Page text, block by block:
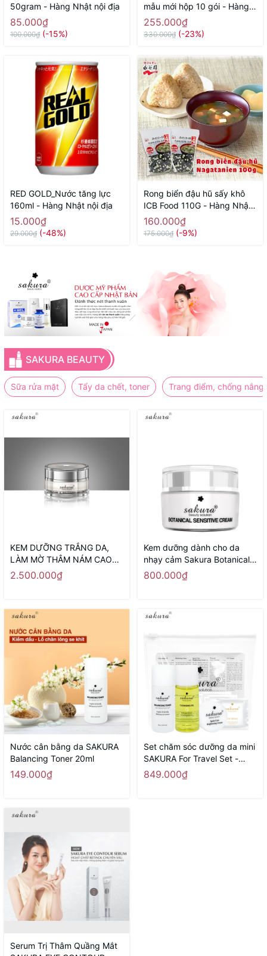
50gram - Hàng Nhật nội địa
85.000₫
100.000₫ (-15%)
mẫu mới hộp 10 gói - Hàng
Nhật nội
255.000₫
330.000₫ (-23%)
RED GOLD_Nước tăng lực
160ml - Hàng Nhật nội địa
15.000₫
29.000₫ (-48%)
Rong biển đậu hũ sấy khô
ICB Food 110G - Hàng Nhật
nội địa
160.000₫
175.000₫ (-9%)
SAKURA BEAUTY
Sữa rửa mặt Tẩy da chết, toner Trang điểm, chống nắng
KEM DƯỠNG TRẮNG DA,
LÀM MỜ THÂM NÁM CAO
CẤP BAN NGÀY SAKURA
SPOT CARE & WHITENING
xuất tại Nhật Bản
2.500.000₫
Kem dưỡng dành cho da
nhạy cảm Sakura Botanical
Sensitive Cream 30g
800.000₫
Nước cân bằng da SAKURA
Balancing Toner 20ml
149.000₫
Set chăm sóc dưỡng da mini
SAKURA For Travel Set -
Hàng Nhật nội địa
849.000₫
Serum Trị Thâm Quầng Mắt